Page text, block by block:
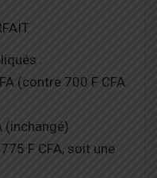
:
(contre 700 F CFA
(inchangé)
F CFA, soit une